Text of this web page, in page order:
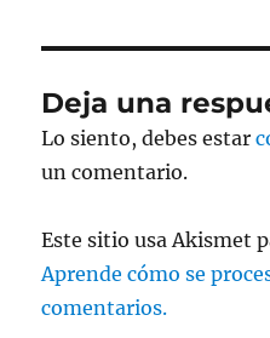
Deja una
Lo siento, debes estar
un comentario.
Este sitio usa Akismet
Aprende cómo se
comentarios.